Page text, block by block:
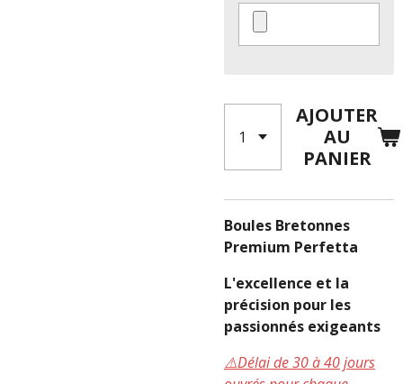
AJOUTER
AU
PANIER
Boules Bretonnes
Premium Perfetta
L'excellence et la
précision pour les
passionnés exigeants
⚠️Délai de 30 à 40 jours